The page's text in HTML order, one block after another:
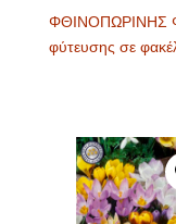
ΦΘΙΝΟΠΩΡΙΝΗΣ
φύτευσης σε